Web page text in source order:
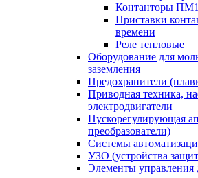
Контанторы
Приставки
времени
Реле тепловые
Оборудование для
заземления
Предохранители
Приводная техника,
электродвигатели
Пускорегулирующая
преобразователи)
Системы
УЗО (устройства
Элементы управления